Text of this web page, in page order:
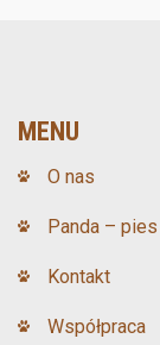
MENU
O nas
Panda –
Kontakt
Współpraca